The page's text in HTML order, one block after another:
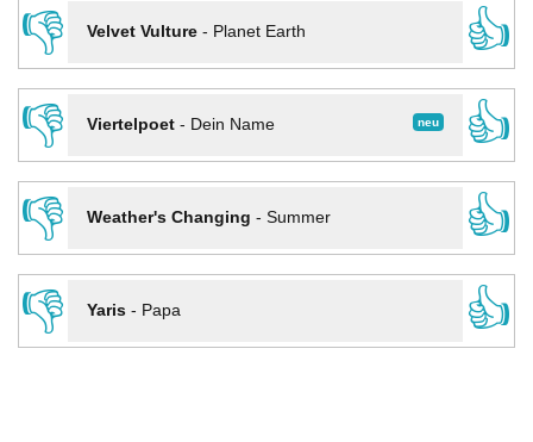
👎
Velvet Vulture- Planet Earth
👍
👎
neu
Viertelpoet- Dein Name
👍
👎
Weather's Changing - Summer
👍
👎
Yaris- Papa 👍